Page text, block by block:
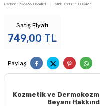
Barkod : 3264680035401 Stok Kodu : 10003463
Satış Fiyatı
749,00 TL
Paylaş
Kozmetik ve
Beyanı